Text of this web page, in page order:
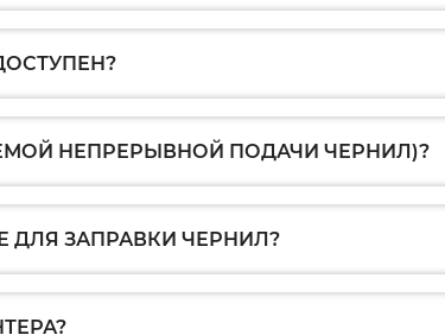
НЕПРЕРЫВНОЙ ПОДАЧИ ЧЕРНИЛ)?
ЗАПРАВКИ ЧЕРНИЛ?